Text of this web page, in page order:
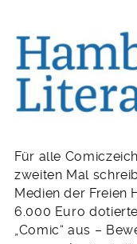
Für alle
zweiten Mal
Medien der Freien
6.000 Euro
„Comic“ aus –